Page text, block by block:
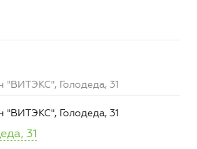
Голодеда, 31
Голодеда, 31
31